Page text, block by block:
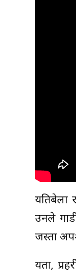
यतिबेला
उनले
जस्ता
यता,